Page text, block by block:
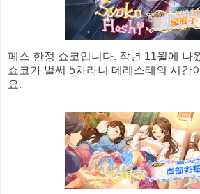
페스 한정 쇼코입니다. 작년 11월에 나
쇼코가 벌써 5차라니 데레스테의 시간
요.